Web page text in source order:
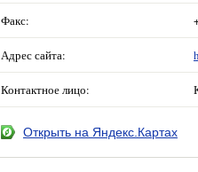
Факс:
Адрес сайта:
Контактное лицо:
Открыть на Яндекс.Картах